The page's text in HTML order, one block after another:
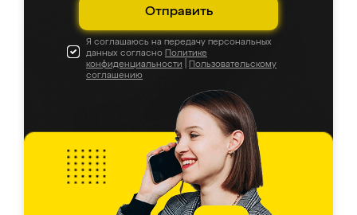
Отправить
Я соглашаюсь на передачу персональных
данных согласно Политике
конфиденциальности
Пользовательскому
соглашению